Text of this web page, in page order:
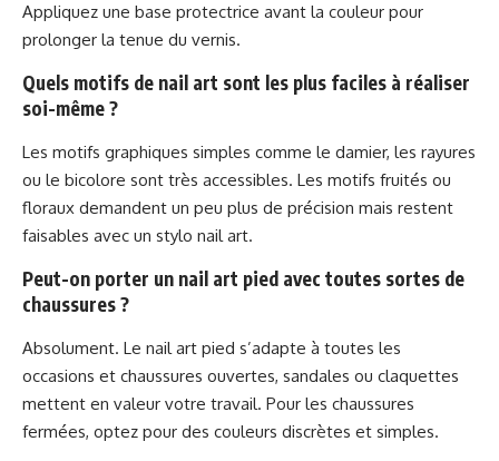
Appliquez une base protectrice avant la couleur pour
prolonger la tenue du vernis.
Quels motifs de nail art sont les plus faciles à réaliser
soi-même ?
Les motifs graphiques simples comme le damier, les rayures
ou le bicolore sont très accessibles. Les motifs fruités ou
floraux demandent un peu plus de précision mais restent
faisables avec un stylo nail art.
Peut-on porter un nail art pied avec toutes sortes de
chaussures ?
Absolument. Le nail art pied s’adapte à toutes les
occasions et chaussures ouvertes, sandales ou claquettes
mettent en valeur votre travail. Pour les chaussures
fermées, optez pour des couleurs discrètes et simples.